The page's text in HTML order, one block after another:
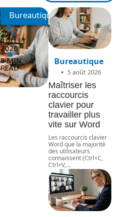
Bureautique
21
JUILLET
2026
8 MIN
READ
Bureautique
5 août 2026
Maîtriser les
raccourcis
clavier pour
travailler plus
vite sur Word
Les raccourcis clavier
Word que la majorité
des utilisateurs
connaissent (Ctrl+C,
Ctrl+V,…